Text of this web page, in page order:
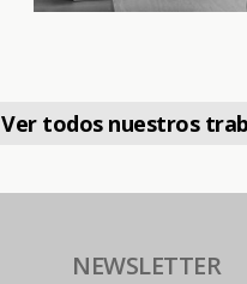
Ver todos nuestros
NEWSLETTER